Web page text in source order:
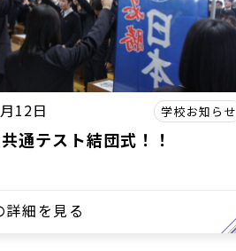
12日 学校お知らせ
通テスト結団式！！
詳細を見る